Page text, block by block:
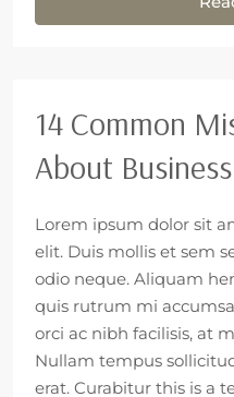
14 Common
About
Lorem ipsum dolor sit
elit. Duis mollis et sem
odio neque. Aliquam
quis rutrum mi
orci ac nibh facilisis, at
Nullam tempus
erat. Curabitur this is a